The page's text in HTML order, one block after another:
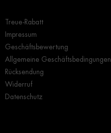
Treue-Rabatt
Impressum
Geschäftsbewertung
Allgemeine Geschäftsbedingungen
Rücksendung
Widerruf
Datenschutz